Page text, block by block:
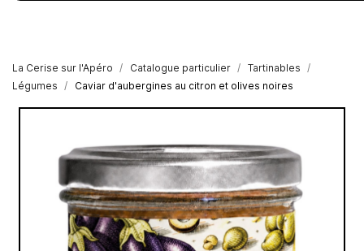
La Cerise sur l'Apéro Catalogue particulier
Tartinables
Légumes
Caviar d'aubergines au citron et olives noires